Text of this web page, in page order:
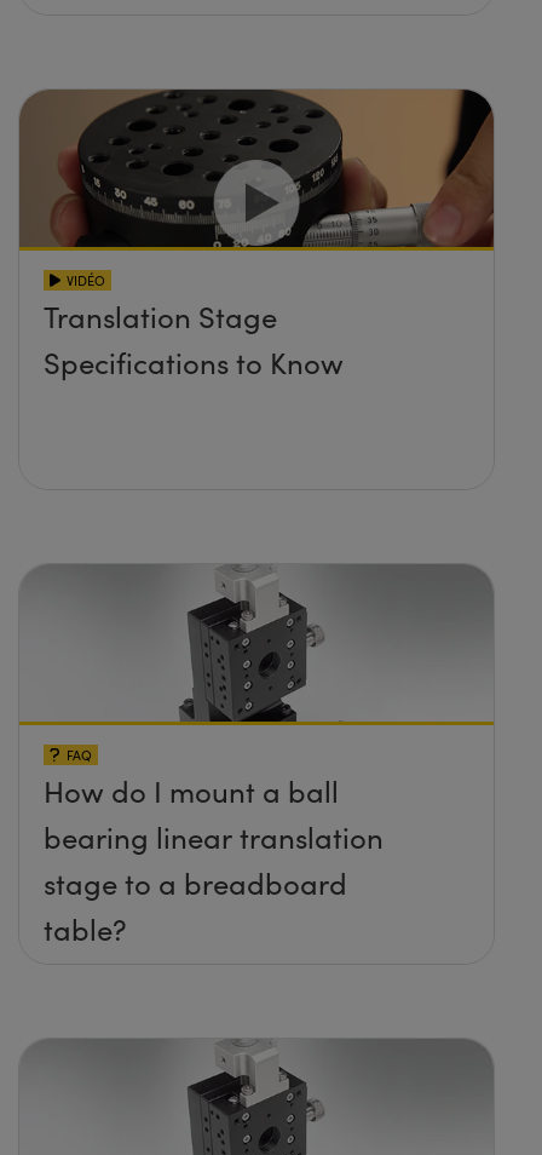
VIDÉO
Translation Stage
Specifications to Know
FAQ
How do I mount a ball
bearing linear translation
stage to a breadboard
table?